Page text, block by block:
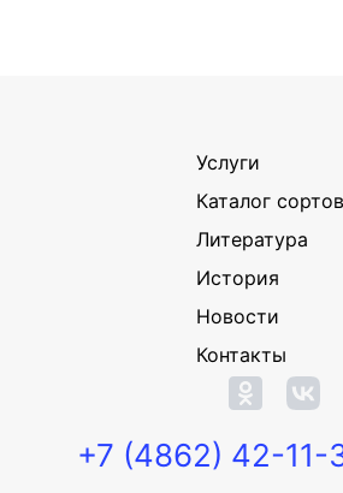
Услуги
Каталог сортов
Литература
История
Новости
Контакты
+7 (4862) 42-11-